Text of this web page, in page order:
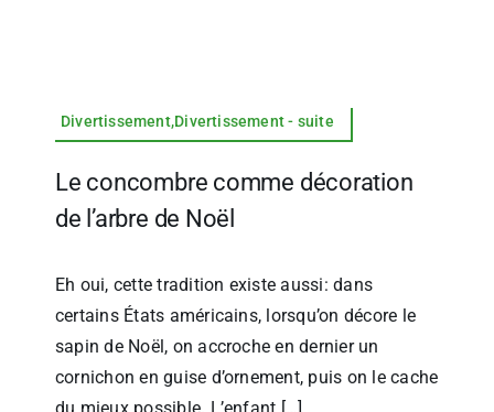
Divertissement,Divertissement - suite
Le concombre comme décoration
de l’arbre de Noël
Eh oui, cette tradition existe aussi: dans
certains États américains, lorsqu’on décore le
sapin de Noël, on accroche en dernier un
cornichon en guise d’ornement, puis on le cache